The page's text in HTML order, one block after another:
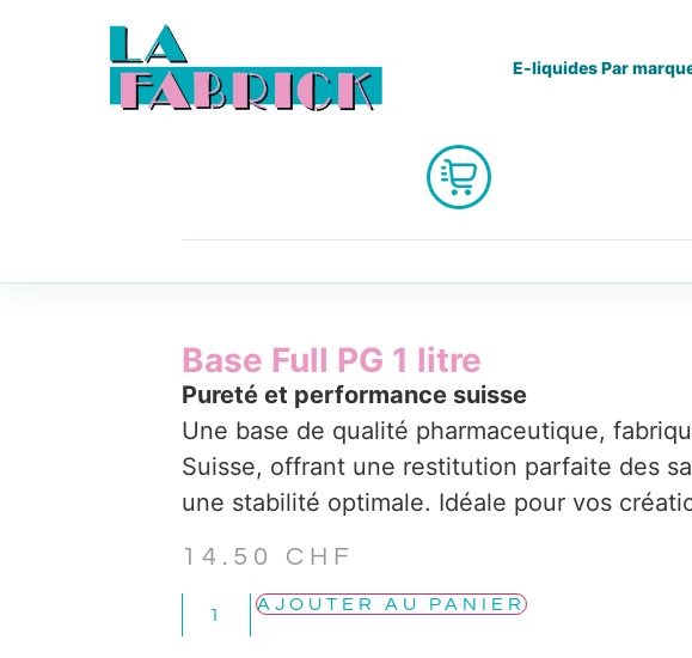
E-liquides Par
Base Full PG 1 litre
Pureté et performance suisse
Une base de qualité pharmaceutique,
Suisse, offrant une restitution parfaite des
une stabilité optimale. Idéale pour vos
14.50 CHF
AJOUTER AU PANIER